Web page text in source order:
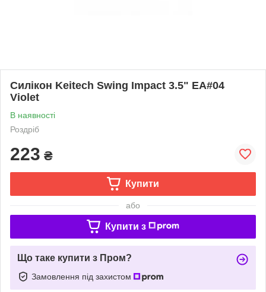
Силікон Keitech Swing Impact 3.5" EA#04
Violet
В наявності
Роздріб
223 ₴
Купити
або
Купити з
Що таке купити з Пром?
Замовлення під захистом